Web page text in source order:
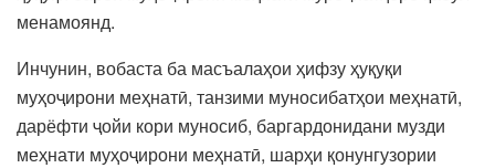
менамоянд.
Инчунин, вобаста ба масъалаҳои ҳифзу ҳуқуқи
муҳоҷирони меҳнатӣ, танзими муносибатҳои меҳнатӣ,
дарёфти ҷойи кори муносиб, баргардонидани музди
меҳнати муҳоҷирони меҳнатӣ, шарҳи қонунгузории